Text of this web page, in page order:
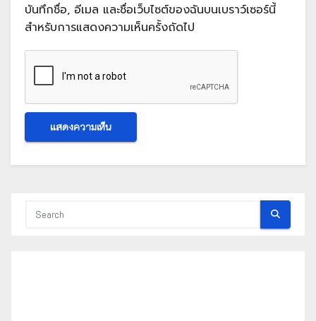
บันทึกชื่อ, อีเมล และชื่อเว็บไซต์ของฉันบนเบราว์เซอร์นี้
สำหรับการแสดงความเห็นครั้งถัดไป